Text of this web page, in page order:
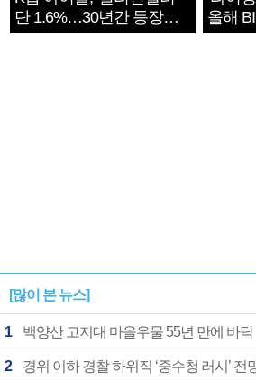
단 1.6%…30년간 등장
1182개팀 전수조사
올해
확정
[많이 본 뉴스]
1 백양산 고지대 마을우물 55년 만에 바닥
2 경위 이하 경찰 하위직 ‘중수청 러시’